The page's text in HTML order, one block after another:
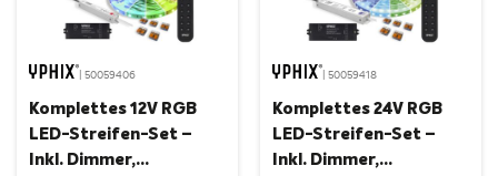
| 50059406
Komplettes 12V RGB
LED-Streifen-Set –
Inkl. Dimmer,
| 50059418
Komplettes 24V RGB
LED-Streifen-Set –
Inkl. Dimmer,